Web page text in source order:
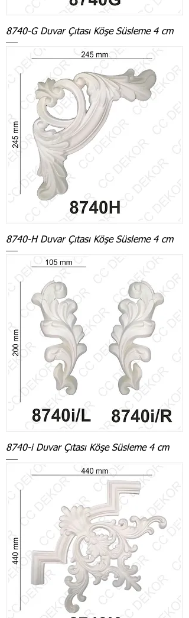
8740-G Duvar Çıtası Köşe Süsleme 4 cm
8740-H Duvar Çıtası Köşe Süsleme 4 cm
8740-i Duvar Çıtası Köşe Süsleme 4 cm